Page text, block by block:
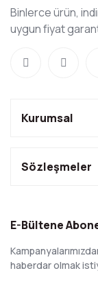
Binlerce ürün,
uygun fiyat
Kurumsal
Sözleşmeler
E-Bültene
haberdar olmak